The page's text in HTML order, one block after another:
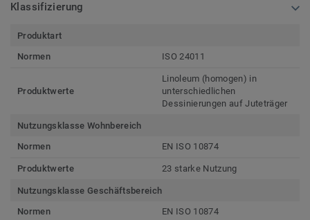
Klassifizierung
Produktart
Normen
ISO 24011
Produktwerte
Linoleum (homogen) in
unterschiedlichen
Dessinierungen auf Juteträger
Nutzungsklasse Wohnbereich
Normen
EN ISO 10874
Produktwerte 23 starke Nutzung
Nutzungsklasse Geschäftsbereich
Normen
EN ISO 10874